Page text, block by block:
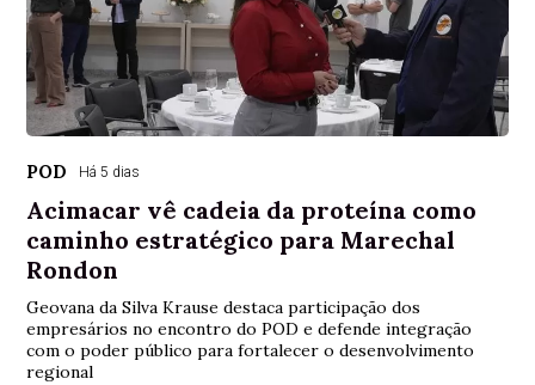
POD Há 5 dias
Acimacar vê cadeia da proteína como
caminho estratégico para Marechal
Rondon
Geovana da Silva Krause destaca participação dos
empresários no encontro do POD e defende integração
com o poder público para fortalecer o desenvolvimento
regional